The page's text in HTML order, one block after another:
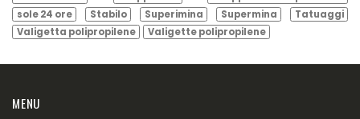
sole 24 ore
Stabilo Superimina Supermina
Tatuaggi
Valigetta polipropilene
Valigette polipropilene
MENU